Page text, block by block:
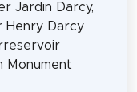
Jardin Darcy,
Henry Darcy
Monument